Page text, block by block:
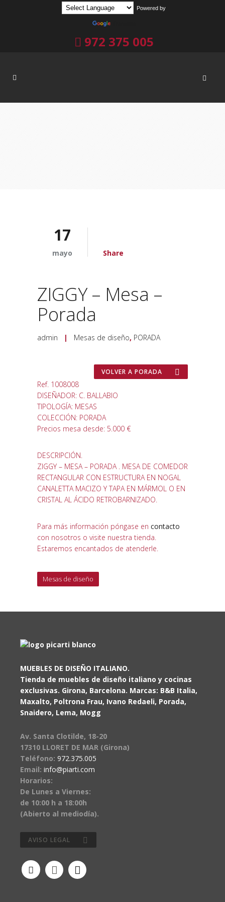
Powered by
972 375 005
17
mayo Share
ZIGGY – Mesa –
Porada
admin | Mesas de diseño, PORADA
VOLVER A PORADA
Ref. 1008008
DISEÑADOR: C. BALLABIO
TIPOLOGÍA: MESAS
COLECCIÓN: PORADA
Precios mesa desde: 5.000 €
DESCRIPCIÓN.
ZIGGY – MESA – PORADA . MESA DE COMEDOR
RECTANGULAR CON ESTRUCTURA EN NOGAL
CANALETTA MACIZO Y TAPA EN MÁRMOL O EN
CRISTAL AL ÁCIDO RETROBARNIZADO.
Para más información póngase en contacto
con nosotros o visite nuestra tienda.
Estaremos encantados de atenderle.
Mesas de diseño
MUEBLES DE DISEÑO ITALIANO.
Tienda de muebles de diseño italiano y cocinas
exclusivas. Girona, Barcelona. Marcas: B&B Italia,
Maxalto, Poltrona Frau, Ivano Redaeli, Porada,
Snaidero, Lema, Mogg
Av. Santa Clotilde, 18-20
17310 LLORET DE MAR (Girona)
Teléfono: 972.375.005
Email: info@piarti.com
Horarios:
De Lunes a Viernes:
de 10:00 h a 18:00h
(Abierto al mediodía).
AVISO LEGAL